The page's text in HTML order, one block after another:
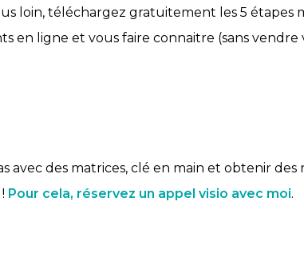
loin, téléchargez gratuitement les 5 étapes
en ligne et vous faire connaitre (sans vendre
avec des matrices, clé en main et obtenir
Pour cela, réservez un appel visio avec moi.